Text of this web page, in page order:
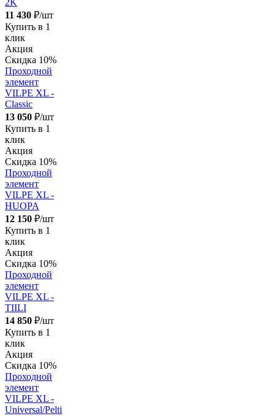
2K
11 430 ₽/шт
Купить в 1
клик
Акция
Скидка 10%
Проходной
элемент
VILPE XL -
Classic
13 050 ₽/шт
Купить в 1
клик
Акция
Скидка 10%
Проходной
элемент
VILPE XL -
HUOPA
12 150 ₽/шт
Купить в 1
клик
Акция
Скидка 10%
Проходной
элемент
VILPE XL -
TIILI
14 850 ₽/шт
Купить в 1
клик
Акция
Скидка 10%
Проходной
элемент
VILPE XL -
Universal/Pelti